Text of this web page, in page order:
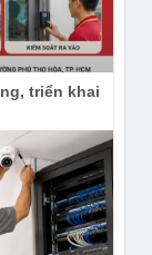
triển khai